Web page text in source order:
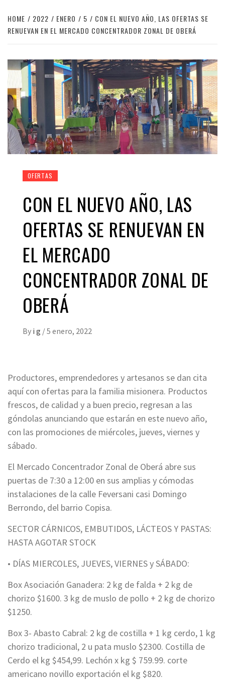
HOME 2022 ENERO 5
CON EL NUEVO AÑO, LAS OFERTAS SE
RENUEVAN EN EL MERCADO CONCENTRADOR ZONAL DE OBERÁ
OFERTAS
CON EL NUEVO AÑO, LAS
OFERTAS SE RENUEVAN EN
EL MERCADO
CONCENTRADOR ZONAL DE
OBERÁ
By i g /5 enero, 2022
Productores, emprendedores y artesanos se dan cita
aquí con ofertas para la familia misionera. Productos
frescos, de calidad y a buen precio, regresan a las
góndolas anunciando que estarán en este nuevo año,
con las promociones de miércoles, jueves, viernes y
sábado.
El Mercado Concentrador Zonal de Oberá abre sus
puertas de 7:30 a 12:00 en sus amplias y cómodas
instalaciones de la calle Feversani casi Domingo
Berrondo, del barrio Copisa.
SECTOR CÁRNICOS, EMBUTIDOS, LÁCTEOS Y PASTAS:
HASTA AGOTAR STOCK
• DÍAS MIERCOLES, JUEVES, VIERNES y SÁBADO:
Box Asociación Ganadera: 2 kg de falda + 2 kg de
chorizo $1600. 3 kg de muslo de pollo + 2 kg de chorizo
$1250.
Box 3- Abasto Cabral: 2 kg de costilla + 1 kg cerdo, 1 kg
chorizo tradicional, 2 u pata muslo $2300. Costilla de
Cerdo el kg $454,99. Lechón x kg $ 759.99. corte
americano novillo exportación el kg $820.